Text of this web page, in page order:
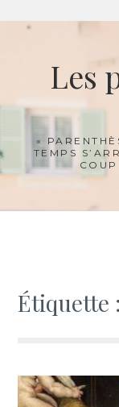
Aller
Les
«
TEMPS
Étiquette :